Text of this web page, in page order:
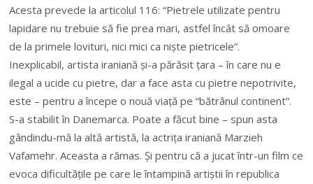
Acesta prevede laarticolul 116: “Pietrele utilizate pentru
lapidare nu trebuie să fie prea mari, astfel încât să omoare
de la primele lovituri, nici mici ca niște pietricele”.
Inexplicabil, artista iraniană și-a părăsit țara – în care nu e
ilegal a ucide cu pietre, dar a face asta cu pietre nepotrivite,
este – pentru a începe o nouă viață pe “bătrânul continent”.
S-a stabilit în Danemarca. Poate a făcut bine – spun asta
gândindu-mă la altă artistă, la actrița iraniană Marzieh
Vafamehr. Aceasta a rămas. Și pentru că a jucat într-un film ce
evoca dificultățile pe care le întampină artiștii în republica